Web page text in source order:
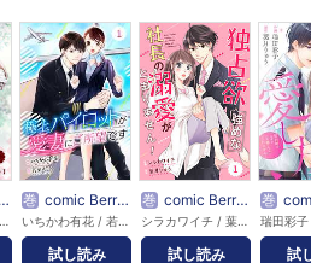
巻 comic Berry’s極上パイロットが愛妻にご所望です
試し読み
巻 comic Berry’s独占欲強めな社長の溺愛がとまりません！
試し読み
巻 comic Berry’s極上パイロットの
試